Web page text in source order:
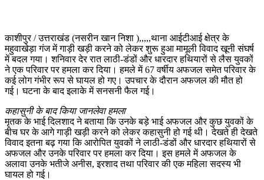
काशीपुर / उत्तराखंड (नसरीन खान निशा ),,,,,थाना आईटीआई क्षेत्र के
महुवाखेड़ा गंज में गाड़ी खड़ी करने को लेकर शुरू हुआ मामूली विवाद खूनी संघर्ष
में बदल गया। शनिवार देर रात लाठी-डंडों और धारदार हथियारों से लैस युवकों
ने एक परिवार पर हमला कर दिया। हमले में 67 वर्षीय अफजल समेत परिवार के
कई लोग गंभीर रूप से घायल हो गए। उपचार के दौरान अफजल की मौत हो
गई। घटना के बाद इलाके में सनसनी फैल गई।
कहासुनी के बाद किया जानलेवा हमला
मृतक के भाई दिलशाद ने बताया कि उनके बड़े भाई अफजल और कुछ युवकों के
बीच घर के आगे गाड़ी खड़ी करने को लेकर कहासुनी हो गई थी। देखते ही देखते
विवाद इतना बढ़ गया कि आरोपित युवकों ने लाठी-डंडों और धारदार हथियारों से
अफजल और उनके परिवार पर हमला कर दिया। इस हमले में अफजल के
अलावा उनके भतीजे अनीस, इरशाद तथा परिवार की एक महिला सदस्य भी
घायल हो गई।